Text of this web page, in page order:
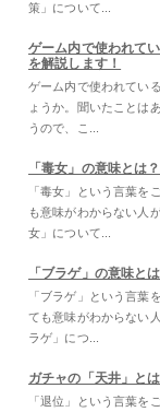
策」について...
ゲーム内で使われて
を解説します！
ゲーム内で使われてい
ょうか。聞いたことは
うので、こ...
「毒女」の意味とは
「毒女」という言葉を
も意味がわからない人
女」について...
「ブラゲ」の意味と
「ブラゲ」という言葉
ても意味がわからない
ラゲ」につ...
ガチャの「天井」と
「退位」という言葉を